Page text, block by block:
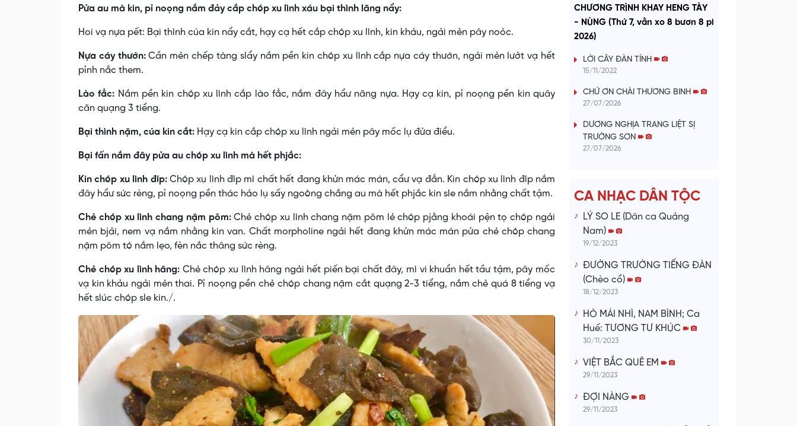
Pửa au mà kin, pỉ noọng nắm đảy cắp chóp xu lình xáu bại thình lăng nẩy:
Hoi vạ nựa pết: Bại thình cúa kin nẩy cắt, hạy cạ hết cắp chóp xu lình, kin khảu, ngải mẻn pây noỏc.
Nựa cáy thướn:Cần mẻn chếp tàng slẩy nắm pền kin chóp xu lình cắp nựa cáy thướn, ngải mẻn lưởt vạ hết
pỉnh nắc them.
Lào fẳc: Nắm pền kin chóp xu lình cắp lào fẳc, nắm đây hẩư năng nựa. Hạy cạ kin, pỉ noọng pền kin quây
căn quạng 3 tiểng.
Bại thình nặm, cúa kin cắt: Hạy cạ kin cắp chóp xu lình ngải mẻn pây mốc lụ đửa điểu.
Bại fấn nắm đây pửa au chóp xu lình mà hết phjắc:
Kin chóp xu lình đíp:Chóp xu lình đíp mì chất hết đang khửn mác mán, cẩư vạ đẳn. Kin chóp xu lình đíp nắm
đây hẩư sức rèng, pỉ noọng pền thác hảo lụ sấy ngoòng chắng au mà hết phjắc kin sle nắm nhằng chất tậm.
Chẻ chóp xu lình chang nặm pôm:Chẻ chóp xu lình chang nặm pôm lẻ chóp pjằng khoái pện tọ chóp ngải
mẻn bjải, nem vạ nắm nhằng kin van. Chất morpholine ngải hết đang khửn mác mán pửa chẻ chóp chang
nặm pôm tó nắm lẹo, fèn nắc thâng sức rèng.
Chẻ chóp xu lình hâng: Chẻ chóp xu lình hâng ngải hết piến bại chất đây, mì vi khuẩn hết tầư tậm, pây mốc
vạ kin khảu ngải mẻn thai. Pỉ noọng pền chẻ chóp chang nặm cắt quạng 2-3 tiểng, nắm chẻ quá 8 tiểng vạ
hết slúc chóp sle kin./.
a
y
V
i
e
CHƯƠNG TRÌNH KHAY HENG TÀY
- NÙNG (Thứ 7, vằn xo 8 bươn 8 pi
2026)
LỜI CÂY ĐÀN TÍNH
15/11/2022
CHỨ ƠN CHÀI THƯƠNG BINH
27/07/2026
DƯƠNG NGHỊA TRANG LIỆT SỊ
TRƯỜNG SƠN
27/07/2026
CA NHẠC DÂN TỘC
LÝ SO LE (Dân ca Quảng
Nam)
19/12/2023
ĐƯỜNG TRƯỜNG TIẾNG ĐÀN
(Chèo cổ)
18/12/2023
HÒ MÁI NHÌ, NAM BÌNH; Ca
Huế: TƯƠNG TƯ KHÚC
30/11/2023
VIỆT BẮC QUÊ EM
29/11/2023
ĐỢI NÀNG
29/11/2023